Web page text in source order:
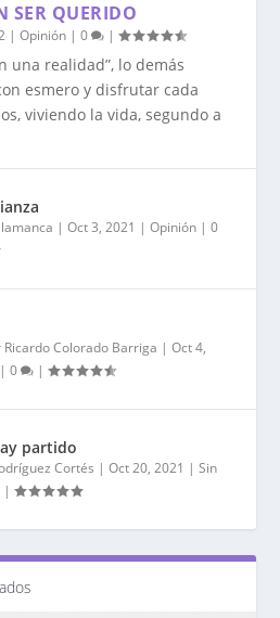
DE LA MAYORÍA
SOCIEDAD
ES CAOS
PERO NO CUALQUIER
SER QUERIDO
|Opinión |0 |
una realidad”, lo demás
esmero y disfrutar cada
viviendo la vida, segundo a
|Oct 3, 2021 |Opinión |0
Ricardo Colorado Barriga |Oct 4,
|0 |
partido
Cortés |Oct 20, 2021 |Sin
|